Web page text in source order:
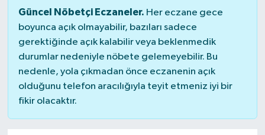
Güncel Nöbetçi Eczaneler. Her eczane gece
boyunca açık olmayabilir, bazıları sadece
gerektiğinde açık kalabilir veya beklenmedik
durumlar nedeniyle nöbete gelemeyebilir. Bu
nedenle, yola çıkmadan önce eczanenin açık
olduğunu telefon aracılığıyla teyit etmeniz iyi bir
fikir olacaktır.